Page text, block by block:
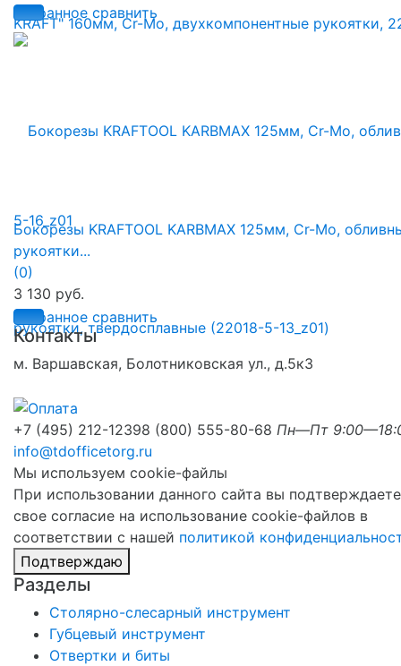
избранное сравнить
избранное сравнить
Бокорезы KRAFTOOL KARBMAX 125мм, Cr-Mo,
рукоятки...
(0)
3 130 руб.
Контакты
м. Варшавская, Болотниковская ул., д.5к3
+7 (495) 212-12398 (800) 555-80-68 Пн—Пт
info@tdofficetorg.ru
Мы используем cookie-файлы
При использовании данного сайта вы подтверждаете
свое согласие на использование cookie-файлов в
соответствии с нашей политикой
Подтверждаю
Разделы
Столярно-слесарный инструмент
Губцевый инструмент
Отвертки и биты